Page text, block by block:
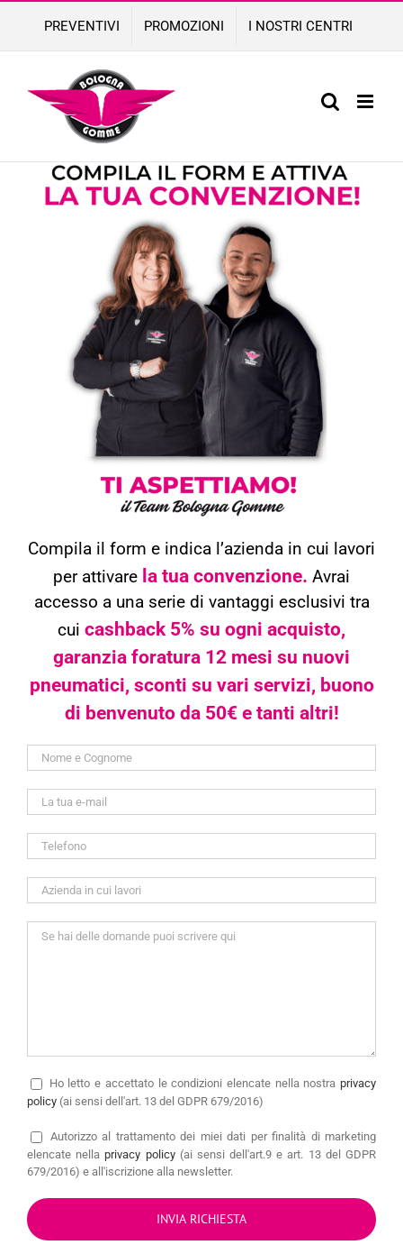
content
PREVENTIVI PROMOZIONI I NOSTRI CENTRI
Compila il form e indica l’azienda in cui lavori
per attivare la tua convenzione. Avrai
accesso a una serie di vantaggi esclusivi tra
cui cashback 5% su ogni acquisto,
garanzia foratura 12 mesi su nuovi
pneumatici, sconti su vari servizi, buono
di benvenuto da 50€ e tanti altri!
Ho letto e accettato le condizioni elencate nella nostra privacy
policy (ai sensi dell'art. 13 del GDPR 679/2016)
Autorizzo al trattamento dei miei dati per finalità di marketing
elencate nella privacy policy(ai sensi dell'art.9 e art. 13 del GDPR
679/2016) e all'iscrizione alla newsletter.